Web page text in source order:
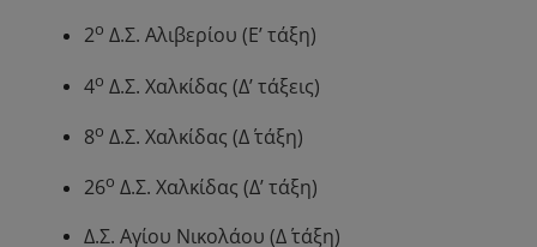
2ο Δ.Σ. Αλιβερίου (Ε’ τάξη)
4ο Δ.Σ. Χαλκίδας (Δ’ τάξεις)
8ο Δ.Σ. Χαλκίδας (Δ΄ τάξη)
26ο Δ.Σ. Χαλκίδας (Δ’ τάξη)
Δ.Σ. Αγίου Νικολάου (Δ΄ τάξη)